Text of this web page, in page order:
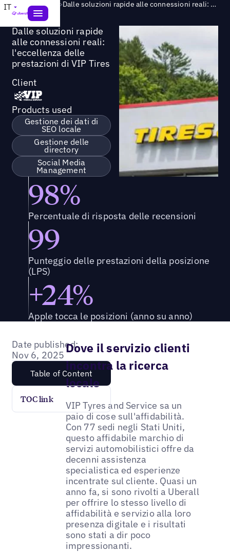
IT Success Story > Dalle soluzioni rapide alle connessioni reali: l'eccellenza delle prestazioni di VIP Tires
Dalle soluzioni rapide
alle connessioni reali:
l'eccellenza delle
prestazioni di VIP Tires
Client
Products used
Gestione dei dati di
SEO locale
Gestione delle
directory
Social Media
Management
98%
Percentuale di risposta delle recensioni
99
Punteggio delle prestazioni della posizione
(LPS)
+24%
Apple tocca le posizioni (anno su anno)
Date published:
Nov 6, 2025
Table of Content
TOC link
Dove il servizio clienti
incontra la ricerca
locale
VIP Tyres and Service sa un
paio di cose sull'affidabilità.
Con 77 sedi negli Stati Uniti,
questo affidabile marchio di
servizi automobilistici offre da
decenni assistenza
specialistica ed esperienze
incentrate sul cliente. Quasi un
anno fa, si sono rivolti a Uberall
per offrire lo stesso livello di
affidabilità e servizio alla loro
presenza digitale e i risultati
sono stati a dir poco
impressionanti.